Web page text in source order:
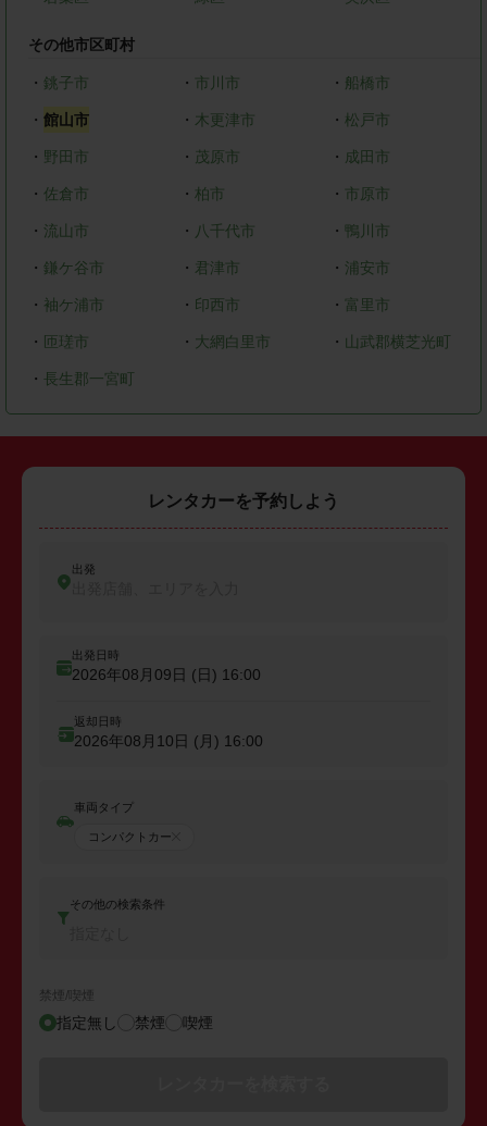
その他市区町村
・ 銚子市 ・ 市川市 ・ 船橋市
・ 館山市 ・ 木更津市 ・松戸市
・ 野田市 ・ 茂原市 ・ 成田市
・ 佐倉市 ・ 柏市 ・ 市原市
・ 流山市 ・ 八千代市 ・ 鴨川市
・ 鎌ケ谷市 ・ 君津市 ・ 浦安市
・ 袖ケ浦市 ・ 印西市 ・ 富里市
・ 匝瑳市 ・ 大網白里市 ・ 山武郡横芝光町
・ 長生郡一宮町
レンタカーを予約しよう
出発
出発日時
2026年08月09日 (日) 16:00
返却日時
2026年08月10日 (月) 16:00
車両タイプ
コンパクトカー
その他の検索条件
禁煙/喫煙
指定無し 禁煙 喫煙